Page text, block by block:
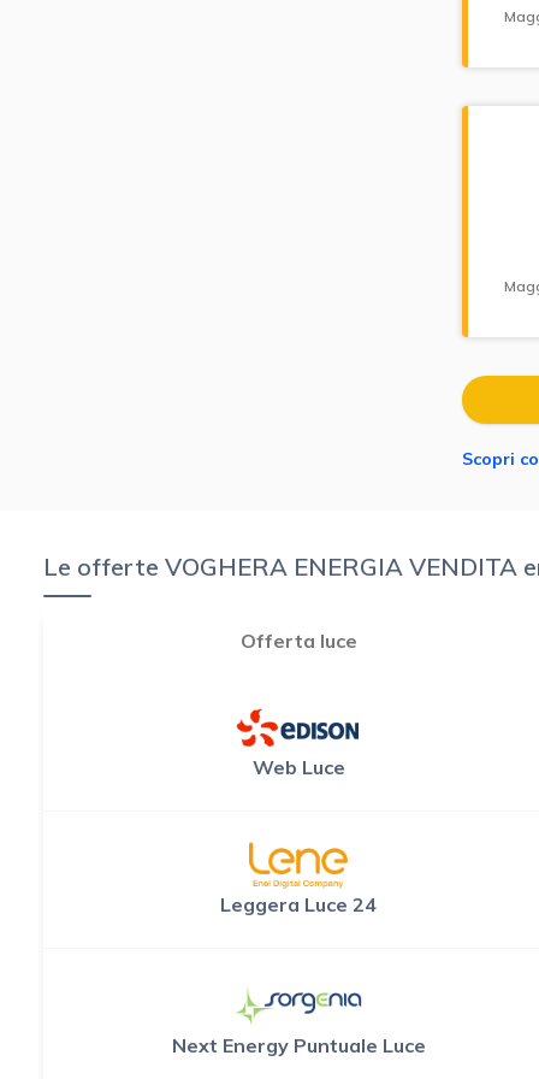
Scopri
Le offerte VOGHERA ENERGIA
Offerta luce
Web Luce
Leggera Luce 24
Next Energy Puntuale Luce